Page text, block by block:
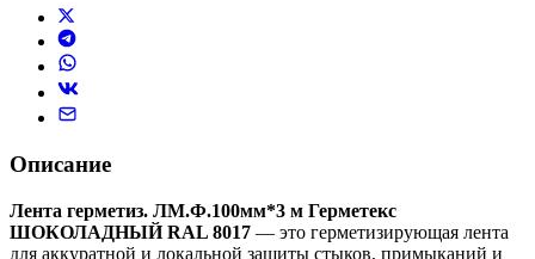
Описание
Лента герметиз. ЛМ.Ф.100мм*3 м Герметекс
ШОКОЛАДНЫЙ RAL 8017 — это герметизирующая лента
для аккуратной и локальной защиты стыков, примыканий и